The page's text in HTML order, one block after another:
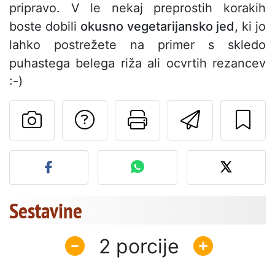
pripravo. V le nekaj preprostih korakih
boste dobili okusno vegetarijansko jed, ki jo
lahko postrežete na primer s skledo
puhastega belega riža ali ocvrtih rezancev
:-)
Pošlji
Natisni to
Postavite
Objavite svojo fotografijo
Sestavine
2